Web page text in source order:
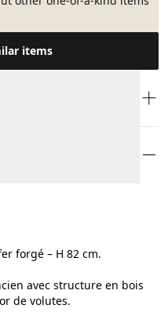
items
forgé – H 82 cm.
avec structure en bois
de volutes.